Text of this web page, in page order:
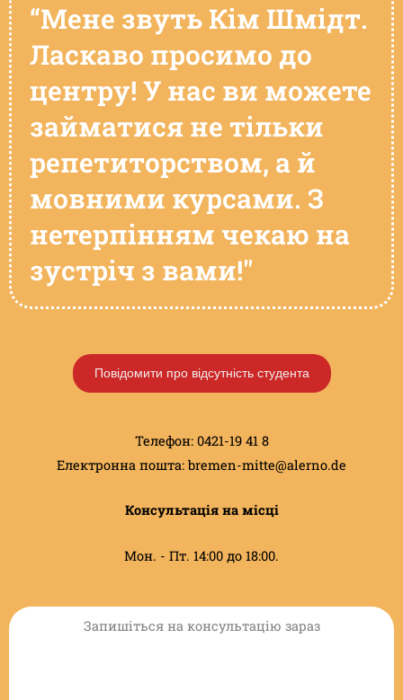
“Мене звуть Кім Шмідт.
Ласкаво просимо до
центру! У нас ви можете
займатися не тільки
репетиторством, а й
мовними курсами. З
нетерпінням чекаю на
зустріч з вами!"
Повідомити про відсутність студента
Телефон: 0421-19 41 8
Електронна пошта: bremen-mitte@alerno.de
Консультація на місці
Мон. - Пт. 14:00 до 18:00.
Запишіться на консультацію зараз